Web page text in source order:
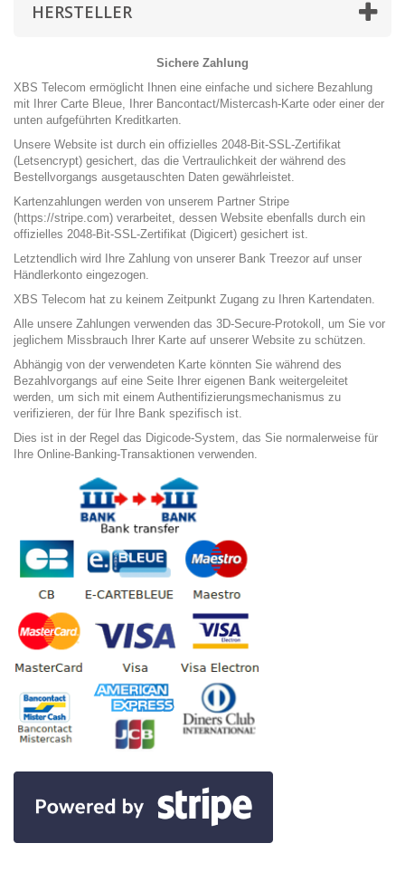
HERSTELLER
Sichere Zahlung
XBS Telecom ermöglicht Ihnen eine einfache und sichere Bezahlung
mit Ihrer Carte Bleue, Ihrer Bancontact/Mistercash-Karte oder einer der
unten aufgeführten Kreditkarten.
Unsere Website ist durch ein offizielles 2048-Bit-SSL-Zertifikat
(Letsencrypt) gesichert, das die Vertraulichkeit der während des
Bestellvorgangs ausgetauschten Daten gewährleistet.
Kartenzahlungen werden von unserem Partner Stripe
(https://stripe.com) verarbeitet, dessen Website ebenfalls durch ein
offizielles 2048-Bit-SSL-Zertifikat (Digicert) gesichert ist.
Letztendlich wird Ihre Zahlung von unserer Bank Treezor auf unser
Händlerkonto eingezogen.
XBS Telecom hat zu keinem Zeitpunkt Zugang zu Ihren Kartendaten.
Alle unsere Zahlungen verwenden das 3D-Secure-Protokoll, um Sie vor
jeglichem Missbrauch Ihrer Karte auf unserer Website zu schützen.
Abhängig von der verwendeten Karte könnten Sie während des
Bezahlvorgangs auf eine Seite Ihrer eigenen Bank weitergeleitet
werden, um sich mit einem Authentifizierungsmechanismus zu
verifizieren, der für Ihre Bank spezifisch ist.
Dies ist in der Regel das Digicode-System, das Sie normalerweise für
Ihre Online-Banking-Transaktionen verwenden.